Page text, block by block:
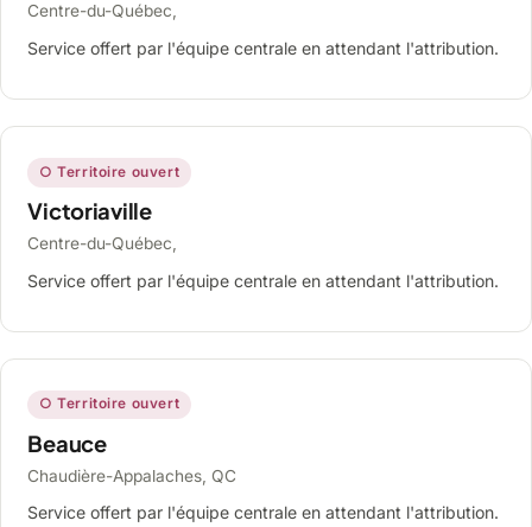
Centre-du-Québec,
Service offert par l'équipe centrale en attendant l'attribution.
○ Territoire ouvert
Victoriaville
Centre-du-Québec,
Service offert par l'équipe centrale en attendant l'attribution.
○ Territoire ouvert
Beauce
Chaudière-Appalaches, QC
Service offert par l'équipe centrale en attendant l'attribution.